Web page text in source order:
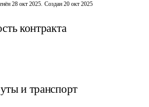
28 окт 2025. Создан 20 окт 2025
контракта
и транспорт